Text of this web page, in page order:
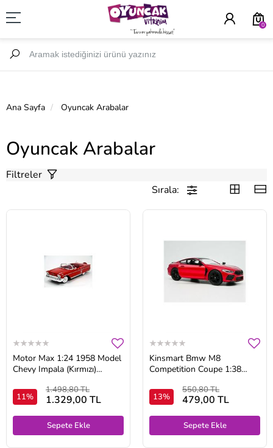
0
Ana Sayfa Oyuncak Arabalar
Oyuncak Arabalar
Filtreler
Sırala:
Motor Max 1:24 1958 Model
Chevy Impala (Kırmızı)
11%
1.498,80 TL
1.329,00 TL
Sepete Ekle
Kinsmart Bmw M8
Competition Coupe 1:38
Araba
13%
550,80 TL
479,00 TL
Sepete Ekle